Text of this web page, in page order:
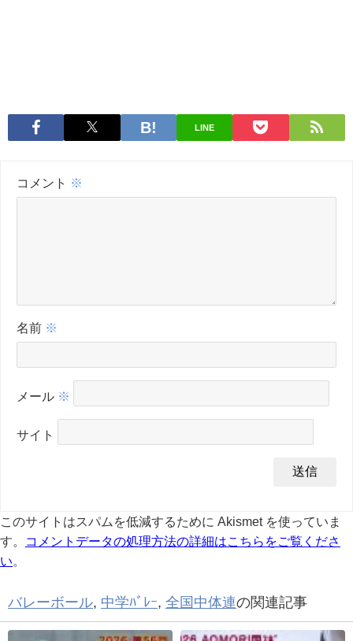
LINE
コメント ※
名前 ※
メール ※
サイト
このサイトはスパムを低減するために Akismet を使っていま
す。
コメントデータの処理方法の詳細はこちらをご覧くださ
い。
バレーボール, 中学ﾊﾞﾚｰ, 全国中体連の関連記事